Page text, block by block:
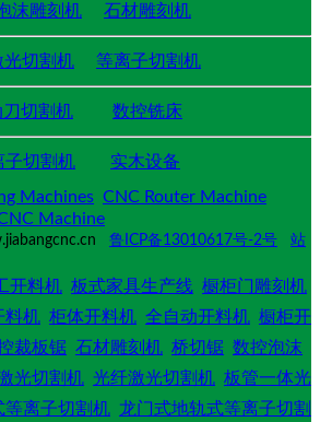
沫雕刻机 石材雕刻机
光切割机 等离子切割机
刀切割机 数控铣床
子切割机
实木设备
Machines CNC Router Machine
Machine
鲁ICP备13010617号-2号
站
开料机 板式家具生产线 橱柜门雕刻机
料机 柜体开料机 全自动开料机 橱柜开
裁板锯 石材雕刻机 桥切锯 数控泡沫
光切割机 光纤激光切割机 板管一体光
等离子切割机 龙门式地轨式等离子切割